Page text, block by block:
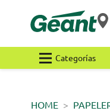
Categorías
HOME